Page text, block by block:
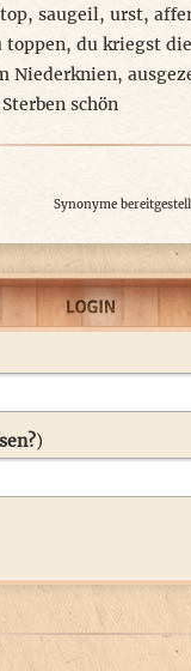
top, saugeil, urst,
toppen, du kriegst
Niederknien,
schön
Synonyme
)